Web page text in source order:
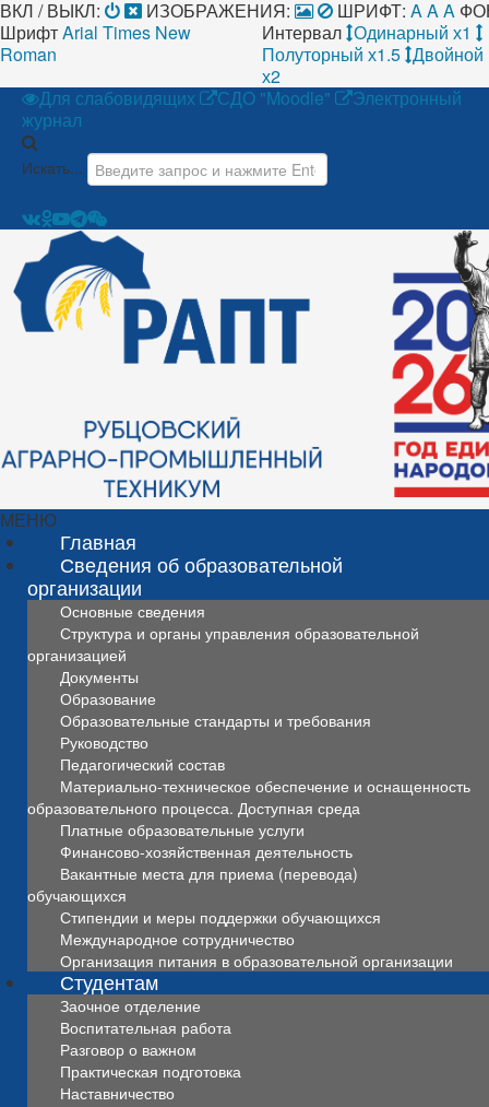
ВКЛ / ВЫКЛ: ИЗОБРАЖЕНИЯ: ШРИФТ: AAA
ШрифтArial Times New
Roman
Интервал Одинарный х1
Полуторный х1.5 Двойной
х2
Для слабовидящих
СДО "Moodle"
Электронный
журнал
Искать...
МЕНЮ
Главная
Сведения об образовательной
организации
Основные сведения
Структура и органы управления образовательной
организацией
Документы
Образование
Образовательные стандарты и требования
Руководство
Педагогический состав
Материально-техническое обеспечение и оснащенность
образовательного процесса. Доступная среда
Платные образовательные услуги
Финансово-хозяйственная деятельность
Вакантные места для приема (перевода)
обучающихся
Стипендии и меры поддержки обучающихся
Международное сотрудничество
Организация питания в образовательной организации
Студентам
Заочное отделение
Воспитательная работа
Разговор о важном
Практическая подготовка
Наставничество